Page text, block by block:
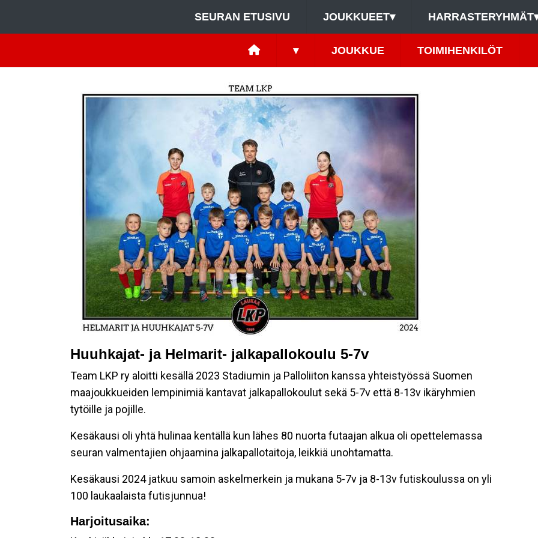
SEURAN ETUSIVU JOUKKUEET▾ HARRASTERYHMÄT
▾ JOUKKUE TOIMIHENKILÖT
Huuhkajat- ja Helmarit- jalkapallokoulu 5-7v
Team LKP ry aloitti kesällä 2023 Stadiumin ja Palloliiton kanssa yhteistyössä Suomen
maajoukkueiden lempinimiä kantavat jalkapallokoulut sekä 5-7v että 8-13v ikäryhmien
tytöille ja pojille.
Kesäkausi oli yhtä hulinaa kentällä kun lähes 80 nuorta futaajan alkua oli opettelemassa
seuran valmentajien ohjaamina jalkapallotaitoja, leikkiä unohtamatta.
Kesäkausi 2024 jatkuu samoin askelmerkein ja mukana 5-7v ja 8-13v futiskoulussa on yli
100 laukaalaista futisjunnua!
Harjoitusaika: